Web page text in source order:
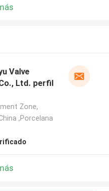
Valve
Ltd. perfil
Zone,
,Porcelana